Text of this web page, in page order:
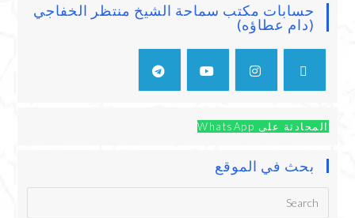
حسابات مكتب سماحة الشيخ منتظر الخفاجي
(دام عطاؤه)
المحادثة على WhatsApp
بحث في الموقع